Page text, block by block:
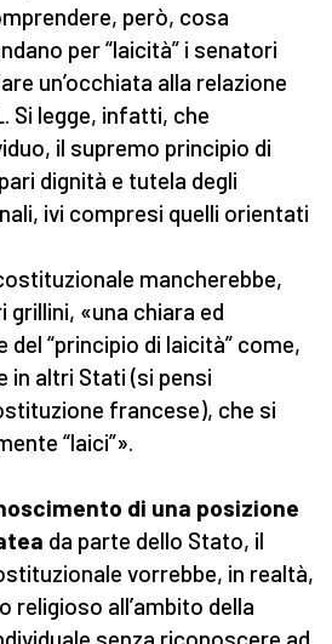
però, cosa
per “laicità” i senatori
un’occhiata alla relazione
Si legge, infatti, che
il supremo principio di
dignità e tutela degli
ivi compresi quelli orientati
mancherebbe,
grillini, «una chiara ed
“principio di laicità” come,
in altri Stati (si pensi
francese), che si
“laici”».
di una posizione
da parte dello Stato, il
vorrebbe, in realtà,
religioso all’ambito della